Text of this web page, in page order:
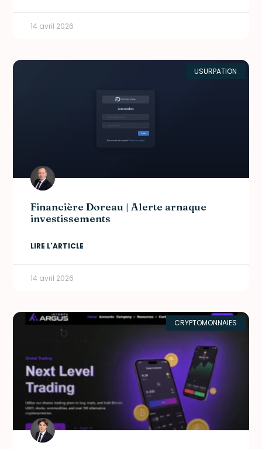
14 avril 2026
USURPATION
Financière Doreau | Alerte arnaque
investissements
LIRE L'ARTICLE
14 avril 2026
CRYPTOMONNAIES